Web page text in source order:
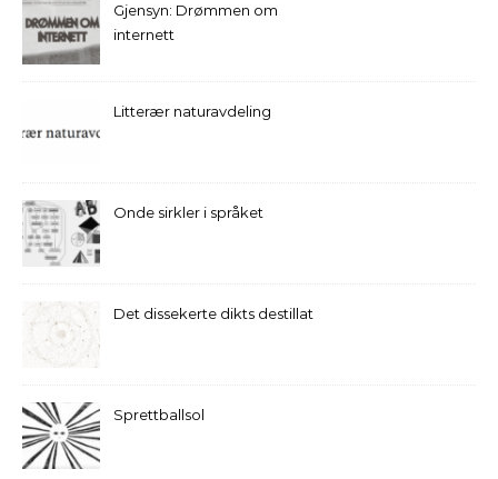
Gjensyn: Drømmen om
internett
Litterær naturavdeling
Onde sirkler i språket
Det dissekerte dikts destillat
Sprettballsol